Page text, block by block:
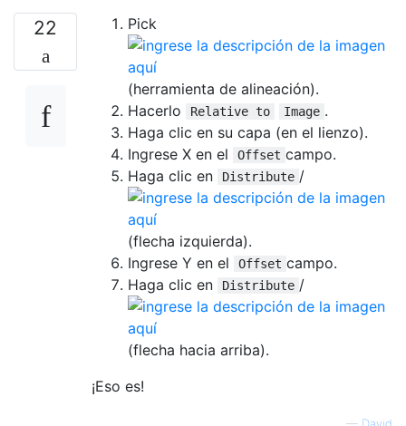
22 Pick
(herramienta de alineación).
Hacerlo
Relative to Image .
Haga clic en su capa (en el lienzo).
Ingrese X en el
Offset campo.
Haga clic en
Distribute /
(flecha izquierda).
Ingrese Y en el
Offset campo.
Haga clic en
Distribute /
(flecha hacia arriba).
¡Eso es!